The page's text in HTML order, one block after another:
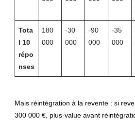
Tota
l 10
répo
nses
180
000
-30
000
-90
000
-35
000
Mais réintégration à la revente : si
300 000 €, plus-value avant